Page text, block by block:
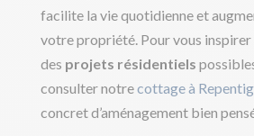
facilite la vie quotidienne et
votre propriété. Pour vous inspirer
des projets résidentiels
consulter notrecottage à
concret d’aménagement bien